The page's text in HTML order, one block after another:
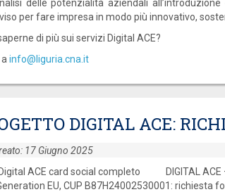
delle potenzialità aziendali
per fare impresa in modo più innovativo,
di più sui servizi Digital ACE?
info@liguria.cna.it
DIGITAL ACE:
17 Giugno 2025
DIGITAL
EU, CUP B87H24002530001: richiesta